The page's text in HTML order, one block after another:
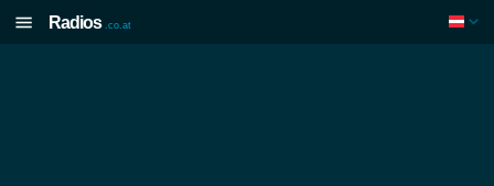
Radios .co.at